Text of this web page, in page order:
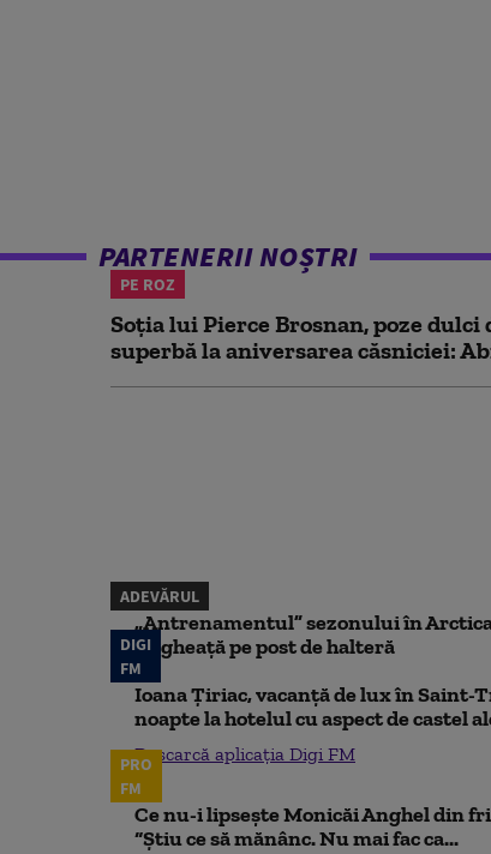
PARTENERII NOȘTRI
PE ROZ
Soția lui Pierce Brosnan, poze dulci
superbă la aniversarea căsniciei:
ADEVĂRUL
„Antrenamentul” sezonului în
de gheață pe post de halteră
DIGI
FM
Ioana Țiriac, vacanță de lux în Saint-
noapte la hotelul cu aspect de castel
Descarcă aplicația Digi FM
PRO
FM
Ce nu-i lipsește Monicăi Anghel din
“Știu ce să mănânc. Nu mai fac ca...